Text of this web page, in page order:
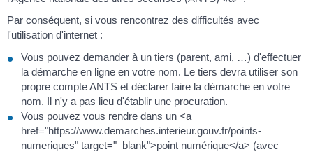
Par conséquent, si vous rencontrez des difficultés avec
l'utilisation d'internet :
Vous pouvez demander à un tiers (parent, ami, …) d'effectuer
la démarche en ligne en votre nom. Le tiers devra utiliser son
propre compte ANTS et déclarer faire la démarche en votre
nom. Il n'y a pas lieu d'établir une procuration.
Vous pouvez vous rendre dans un <a
href="https://www.demarches.interieur.gouv.fr/points-
numeriques" target="_blank">point numérique</a> (avec